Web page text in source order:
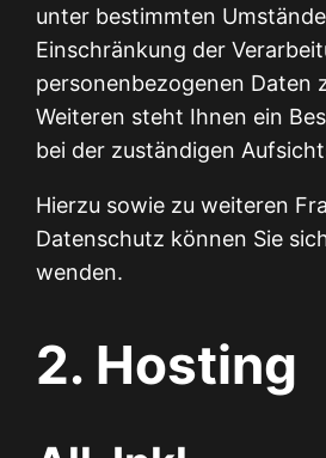
unter bestimmten
Einschränkung der
personenbezogenen Daten
Weiteren steht Ihnen ein
bei der zuständigen
Hierzu sowie zu weiteren
Datenschutz können Sie
wenden.
2. Hosting